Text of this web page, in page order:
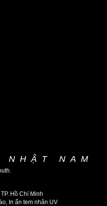
NHẬT NAM
Hồ Chí Minh
In ấn tem nhãn UV